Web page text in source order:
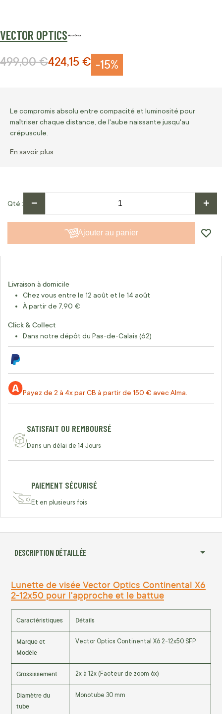
VECTOR OPTICS
-15%
Prix Spécial
424,15 €
Prix normal
499,00 €
Le compromis absolu entre compacité et luminosité pour
maîtriser chaque distance, de l'aube naissante jusqu'au
crépuscule.
En savoir plus
Qté − +
Ajouter au panier
Livraison à domicile
Chez vous entre le 12 août et le 14 août
À partir de 7,90 €
Click & Collect
Dans notre dépôt du Pas-de-Calais (62)
Payez de 2 à 4x par CB à partir de 150 € avec Alma.
SATISFAIT OU REMBOURSÉ
Dans un délai de 14 Jours
PAIEMENT SÉCURISÉ
Et en plusieurs fois
DESCRIPTION DÉTAILLÉE
Lunette de visée Vector Optics Continental X6
2-12x50 pour l'approche et le battue
Caractéristiques Détails
Marque et
Modèle
Vector Optics Continental X6 2-12x50 SFP
Grossissement 2x à 12x (Facteur de zoom 6x)
Diamètre du
tube
Monotube 30 mm